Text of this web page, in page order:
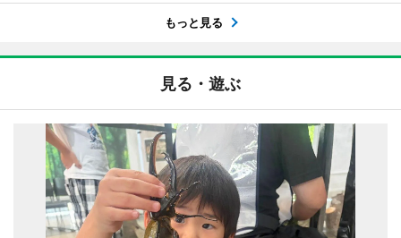
もっと見る
見る・遊ぶ